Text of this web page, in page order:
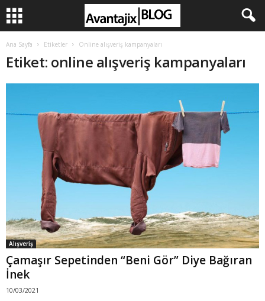
Ana Sayfa Etiketler Online alışveriş kampanyaları
Etiket: online alışveriş kampanyaları
Alışveriş
Çamaşır Sepetinden “Beni Gör” Diye Bağıran
İnek
10/03/2021